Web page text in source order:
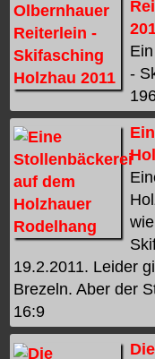
-
19.2.2011. Leider
Brezeln. Aber der
16:9